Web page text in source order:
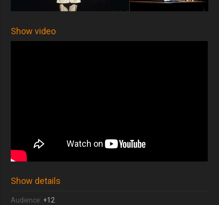
Show video
Show details
Audience: +12